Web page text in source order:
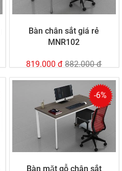
Bàn chân sắt giá rẻ
MNR102
819.000 đ 882.000 đ
-6%
Bàn mặt gỗ chân sắt